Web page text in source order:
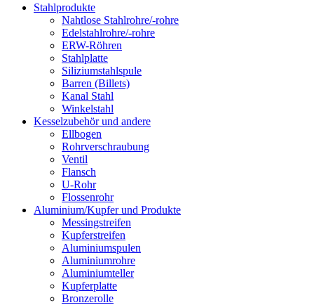
Stahlprodukte
Nahtlose Stahlrohre/-rohre
Edelstahlrohre/-rohre
ERW-Röhren
Stahlplatte
Siliziumstahlspule
Barren (Billets)
Kanal Stahl
Winkelstahl
Kesselzubehör und andere
Ellbogen
Rohrverschraubung
Ventil
Flansch
U-Rohr
Flossenrohr
Aluminium/Kupfer und Produkte
Messingstreifen
Kupferstreifen
Aluminiumspulen
Aluminiumrohre
Aluminiumteller
Kupferplatte
Bronzerolle